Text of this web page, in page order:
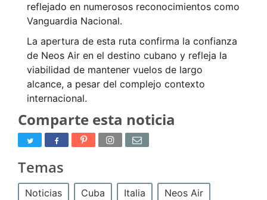
reflejado en numerosos reconocimientos como
Vanguardia Nacional.
La apertura de esta ruta confirma la confianza
de Neos Air en el destino cubano y refleja la
viabilidad de mantener vuelos de largo
alcance, a pesar del complejo contexto
internacional.
Comparte esta noticia
Temas
Noticias Cuba Italia Neos Air